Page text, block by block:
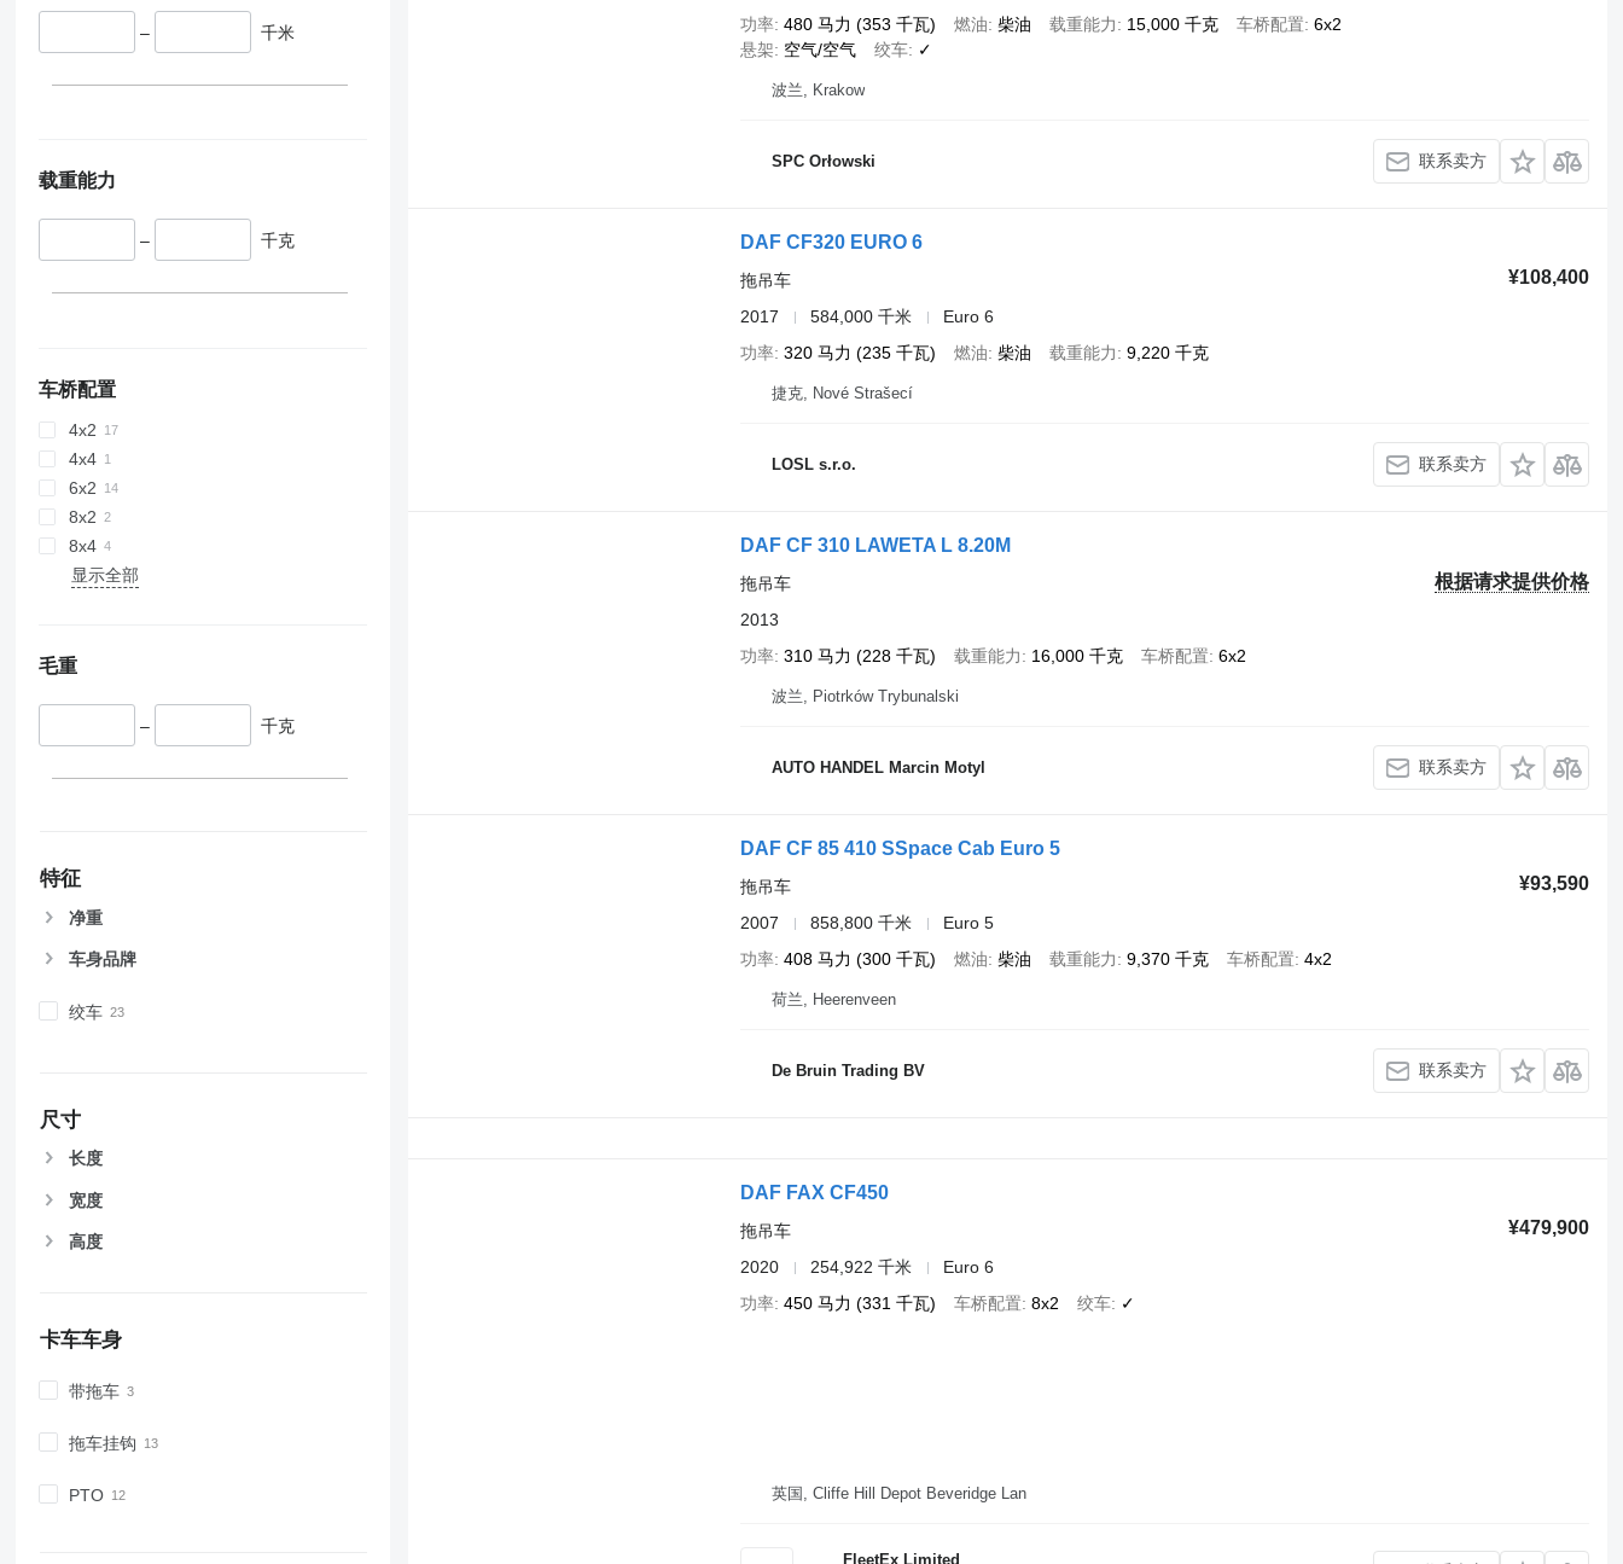
– 千米
载重能力
– 千克
车桥配置
4x2
4x4
6x2
8x2
8x4
显示全部
毛重
– 千克
特征
净重
车身品牌
绞车
尺寸
长度
宽度
高度
卡车车身
带拖车
拖车挂钩
PTO
功率 480 马力 (353 千瓦) 燃油 柴油 载重能力 15,000 千克 车桥配置 6x2
悬架
空气/空气 绞车 ✓
波兰, Krakow
SPC Orłowski 联系卖方
DAF CF320 EURO 6
¥108,400
拖吊车
2017
584,000 千米
Euro 6
功率 320 马力 (235 千瓦) 燃油 柴油 载重能力 9,220 千克
捷克, Nové Strašecí
LOSL s.r.o. 联系卖方
DAF CF 310 LAWETA L 8.20M
根据请求提供价格
拖吊车
2013
功率 310 马力 (228 千瓦) 载重能力 16,000 千克 车桥配置 6x2
波兰, Piotrków Trybunalski
AUTO HANDEL Marcin Motyl 联系卖方
DAF CF 85 410 SSpace Cab Euro 5
¥93,590
拖吊车
2007
858,800 千米
Euro 5
功率 408 马力 (300 千瓦) 燃油 柴油 载重能力 9,370 千克 车桥配置 4x2
荷兰, Heerenveen
De Bruin Trading BV 联系卖方
DAF FAX CF450
¥479,900
拖吊车
2020
254,922 千米
Euro 6
功率 450 马力 (331 千瓦) 车桥配置 8x2 绞车 ✓
英国, Cliffe Hill Depot Beveridge Lan
FleetEx Limited